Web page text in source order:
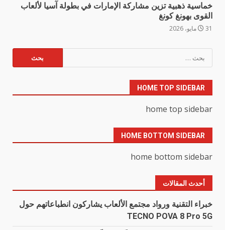
خماسية ذهبية تزين مشاركة الإمارات في بطولة آسيا لألعاب
القوى بهونغ كونغ
31 مايو، 2026
عن:
HOME TOP SIDEBAR
home top sidebar
HOME BOTTOM SIDEBAR
home bottom sidebar
أحدث المقالات
خبراء التقنية ورواد مجتمع الألعاب يشاركون انطباعاتهم حول
TECNO POVA 8 Pro 5G